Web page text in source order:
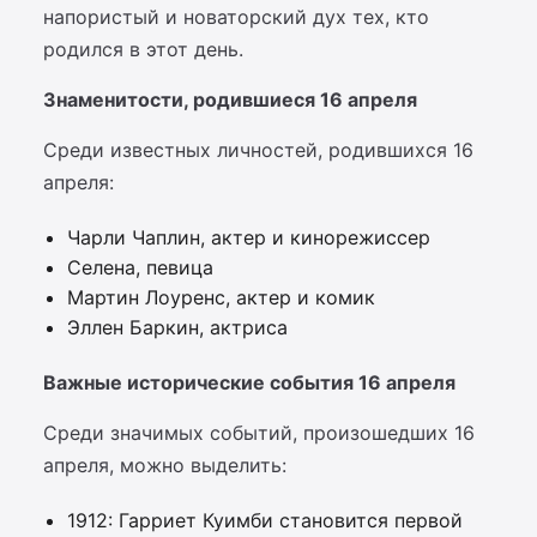
напористый и новаторский дух тех, кто
родился в этот день.
Знаменитости, родившиеся 16 апреля
Среди известных личностей, родившихся 16
апреля:
Чарли Чаплин, актер и кинорежиссер
Селена, певица
Мартин Лоуренс, актер и комик
Эллен Баркин, актриса
Важные исторические события 16 апреля
Среди значимых событий, произошедших 16
апреля, можно выделить:
1912: Гарриет Куимби становится первой